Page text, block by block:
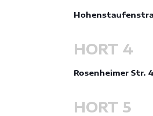
HORT 4
Rosenheimer Str.
HORT 5